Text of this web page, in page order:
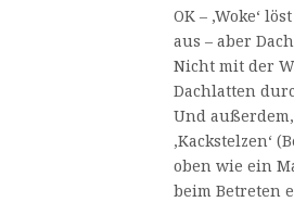
OK – ‚Woke‘
aus – aber
Nicht mit der
Dachlatten
Und
‚Kackstelzen‘
oben wie ein
beim Betreten